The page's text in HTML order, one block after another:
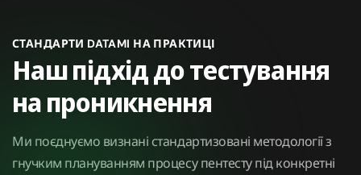
СТАНДАРТИ DATAMI НА ПРАКТИЦІ
Наш підхід до тестування
на проникнення
Ми поєднуємо визнані стандартизовані методології з
гнучким плануванням процесу пентесту під конкретні